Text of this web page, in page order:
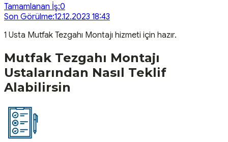
Tamamlanan İş:0
Son Görülme:12.12.2023 18:43
1 Usta Mutfak Tezgahı Montajı hizmeti için hazır.
Mutfak Tezgahı Montajı
Ustalarından Nasıl Teklif
Alabilirsin